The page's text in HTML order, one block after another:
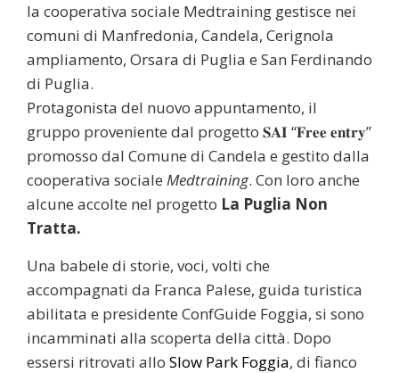
la cooperativa sociale Medtraining gestisce nei
comuni di Manfredonia, Candela, Cerignola
ampliamento, Orsara di Puglia e San Ferdinando
di Puglia.
Protagonista del nuovo appuntamento, il
gruppo proveniente dal progetto 𝐒𝐀𝐈 “𝐅𝐫𝐞𝐞 𝐞𝐧𝐭𝐫𝐲”
promosso dal Comune di Candela e gestito dalla
cooperativa sociale Medtraining. Con loro anche
alcune accolte nel progetto La Puglia Non
Tratta.
Una babele di storie, voci, volti che
accompagnati da Franca Palese, guida turistica
abilitata e presidente ConfGuide Foggia, si sono
incamminati alla scoperta della città. Dopo
essersi ritrovati allo Slow Park Foggia, di fianco